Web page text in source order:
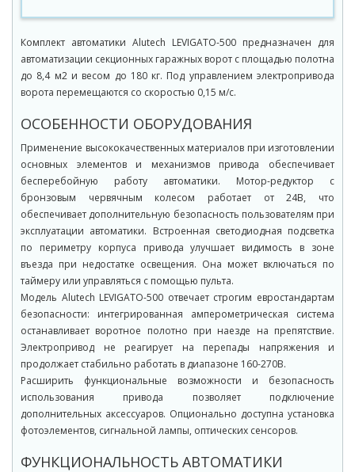
Комплект автоматики Alutech LEVIGATO-500 предназначен для
автоматизации секционных гаражных ворот с площадью полотна
до 8,4 м2 и весом до 180 кг. Под управлением электропривода
ворота перемещаются со скоростью 0,15 м/с.
ОСОБЕННОСТИ ОБОРУДОВАНИЯ
Применение высококачественных материалов при изготовлении
основных элементов и механизмов привода обеспечивает
бесперебойную работу автоматики. Мотор-редуктор с
бронзовым червячным колесом работает от 24В, что
обеспечивает дополнительную безопасность пользователям при
эксплуатации автоматики. Встроенная светодиодная подсветка
по периметру корпуса привода улучшает видимость в зоне
въезда при недостатке освещения. Она может включаться по
таймеру или управляться с помощью пульта.
Модель Alutech LEVIGATO-500 отвечает строгим евростандартам
безопасности: интегрированная амперометрическая система
останавливает воротное полотно при наезде на препятствие.
Электропривод не реагирует на перепады напряжения и
продолжает стабильно работать в диапазоне 160-270В.
Расширить функциональные возможности и безопасность
использования привода позволяет подключение
дополнительных аксессуаров. Опционально доступна установка
фотоэлементов, сигнальной лампы, оптических сенсоров.
ФУНКЦИОНАЛЬНОСТЬ АВТОМАТИКИ